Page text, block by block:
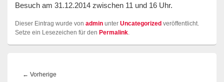
Besuch am 31.12.2014 zwischen 11 und 16 Uhr.
Dieser Eintrag wurde von admin unter Uncategorized veröffentlicht.
Setze ein Lesezeichen für den Permalink
← Vorherige